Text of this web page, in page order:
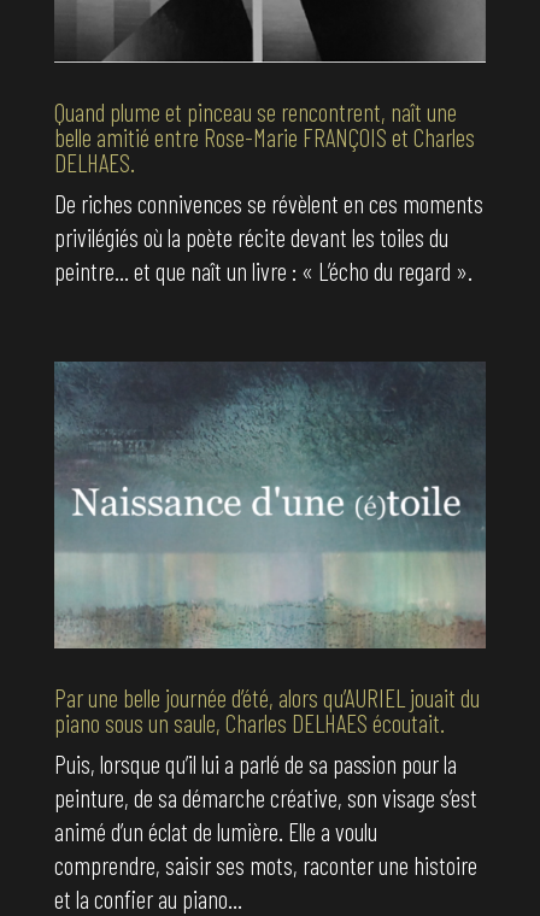
Quand plume et pinceau se rencontrent, naît une
belle amitié entre Rose-Marie FRANÇOIS et Charles
DELHAES.
De riches connivences se révèlent en ces moments
privilégiés où la poète récite devant les toiles du
peintre… et que naît un livre : « L’écho du regard ».
Par une belle journée d’été, alors qu’AURIEL jouait du
piano sous un saule, Charles DELHAES écoutait.
Puis, lorsque qu’il lui a parlé de sa passion pour la
peinture, de sa démarche créative, son visage s’est
animé d’un éclat de lumière. Elle a voulu
comprendre, saisir ses mots, raconter une histoire
et la confier au piano…